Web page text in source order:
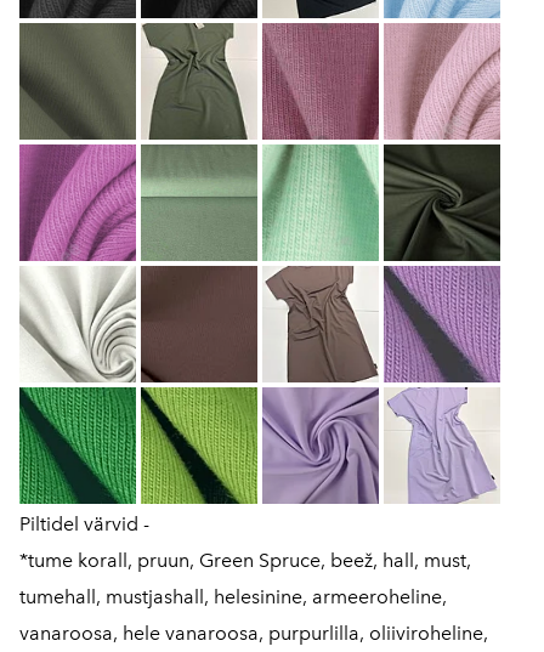
Piltidel värvid -
*tume korall, pruun, Green Spruce, beež, hall, must,
tumehall, mustjashall, helesinine, armeeroheline,
vanaroosa, hele vanaroosa, purpurlilla, oliiviroheline,